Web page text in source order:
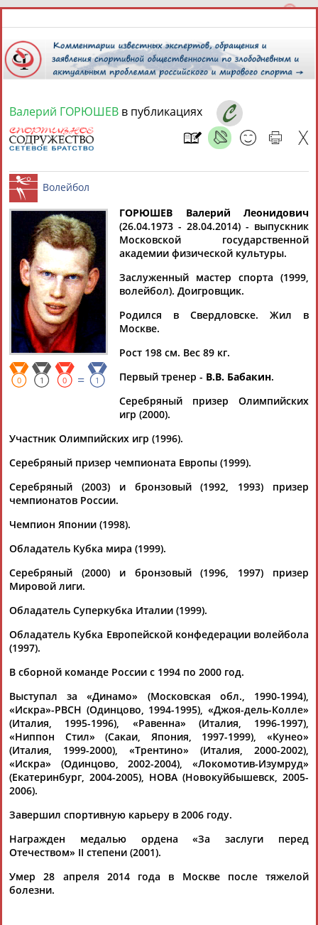
7 августа 2026 года,
СПОРТСМЕНЫ, ТРЕНЕРЫ И СПЕЦИАЛИСТЫ
Найдено: 13181персон Расширенный поиск
Аслаудин
АБАЕВ
Елена
АБАИМОВА
Мария
АБАКУМОВА
Юлия
АБАЛАКИНА
Дмитрий
Тамилла
АБАСОВА
Рамазан
АБАЧАРАЕВ
Ростом
АБАШИДЗЕ
Флюра
БУЛАТОВА
Татьяна
Акжана
Артур
Каримжан
АБДРАХМАНОВ
Аделя
АБДРАХМАНОВА
Андрей
АБДУВАЛИЕВ
Герман
АБДУЛАЕВ
Рамазан
АБДУЛАЕВ
Тагир
АБДУЛАЕВ
Камиль
АБДУЛАЗИЗОВАБДУЛБЕКОВ
Валерий ГОРЮШЕВ в публикациях
Волейбол
0 1 0 = 1
ГОРЮШЕВ Валерий Леонидович
(26.04.1973 - 28.04.2014) - выпускник
Московской государственной
академии физической культуры.
Заслуженный мастер спорта (1999,
волейбол). Доигровщик.
Родился в Свердловске. Жил в
Москве.
Рост 198 см. Вес 89 кг.
Первый тренер - В.В. Бабакин.
Серебряный призер Олимпийских
игр (2000).
Участник Олимпийских игр (1996).
Серебряный призер чемпионата Европы (1999).
Серебряный (2003) и бронзовый (1992, 1993) призер
чемпионатов России.
Чемпион Японии (1998).
Обладатель Кубка мира (1999).
Серебряный (2000) и бронзовый (1996, 1997) призер
Мировой лиги.
Обладатель Суперкубка Италии (1999).
Обладатель Кубка Европейской конфедерации волейбола
(1997).
В сборной команде России с 1994 по 2000 год.
Выступал за «Динамо» (Московская обл., 1990-1994),
«Искра»-РВСН (Одинцово, 1994-1995), «Джоя-дель-Колле»
(Италия, 1995-1996), «Равенна» (Италия, 1996-1997),
«Ниппон Стил» (Сакаи, Япония, 1997-1999), «Кунео»
(Италия, 1999-2000), «Трентино» (Италия, 2000-2002),
«Искра» (Одинцово, 2002-2004), «Локомотив-Изумруд»
(Екатеринбург, 2004-2005), НОВА (Новокуйбышевск, 2005-
2006).
Завершил спортивную карьеру в 2006 году.
Награжден медалью ордена «За заслуги перед
Отечеством» II степени (2001).
Умер 28 апреля 2014 года в Москве после тяжелой
болезни.